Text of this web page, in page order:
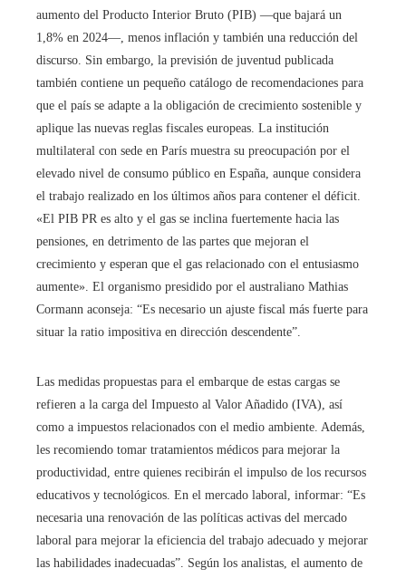
aumento del Producto Interior Bruto (PIB) —que bajará un
1,8% en 2024—, menos inflación y también una reducción del
discurso. Sin embargo, la previsión de juventud publicada
también contiene un pequeño catálogo de recomendaciones para
que el país se adapte a la obligación de crecimiento sostenible y
aplique las nuevas reglas fiscales europeas. La institución
multilateral con sede en París muestra su preocupación por el
elevado nivel de consumo público en España, aunque considera
el trabajo realizado en los últimos años para contener el déficit.
«El PIB PR es alto y el gas se inclina fuertemente hacia las
pensiones, en detrimento de las partes que mejoran el
crecimiento y esperan que el gas relacionado con el entusiasmo
aumente». El organismo presidido por el australiano Mathias
Cormann aconseja: “Es necesario un ajuste fiscal más fuerte para
situar la ratio impositiva en dirección descendente”.
Las medidas propuestas para el embarque de estas cargas se
refieren a la carga del Impuesto al Valor Añadido (IVA), así
como a impuestos relacionados con el medio ambiente. Además,
les recomiendo tomar tratamientos médicos para mejorar la
productividad, entre quienes recibirán el impulso de los recursos
educativos y tecnológicos. En el mercado laboral, informar: “Es
necesaria una renovación de las políticas activas del mercado
laboral para mejorar la eficiencia del trabajo adecuado y mejorar
las habilidades inadecuadas”. Según los analistas, el aumento de